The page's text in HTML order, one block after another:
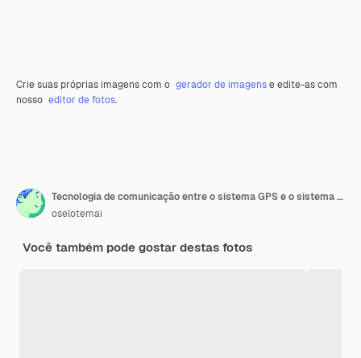
Crie suas próprias imagens com o gerador de imagense edite-as com
nosso editor de fotos.
Tecnologia de comunicação entre o sistema GPS e o sistema GNSS sistemas de navegação por satélite
oselotemai
Você também pode gostar destas fotos